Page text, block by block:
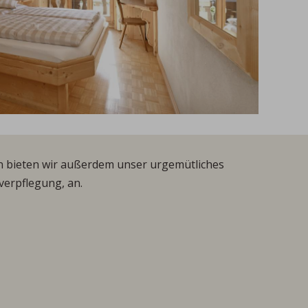
bieten wir außerdem unser urgemütliches
an.